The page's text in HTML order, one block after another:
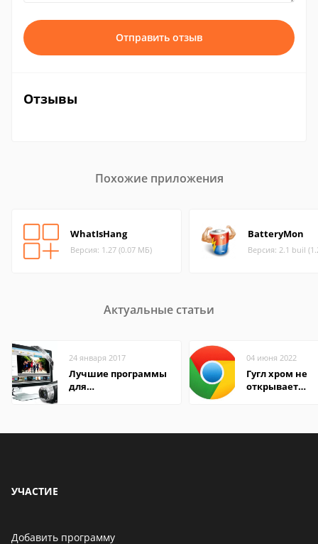
Отправить отзыв
Отзывы
Похожие приложения
WhatIsHang
Версия: 1.27 (0.07 МБ)
BatteryMon
Версия: 2.1 buil
Актуальные статьи
24 января 2017
Лучшие программы
для
04 июня 2022
Гугл хром не
открывает
УЧАСТИЕ
Добавить программу